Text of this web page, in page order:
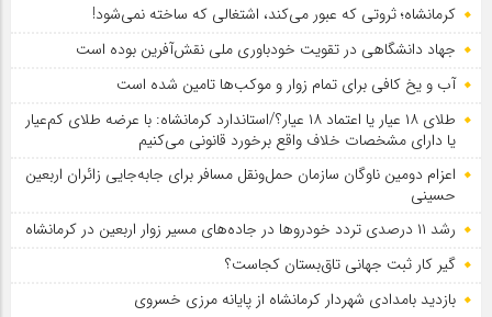
کرمانشاه؛ ثروتی که عبور می‌کند، اشتغالی که ساخته نمی‌شود!
جهاد دانشگاهی در تقویت خودباوری ملی نقش‌آفرین بوده است
آب و یخ کافی برای تمام زوار و موکب‌ها تامین شده است
طلای ۱۸ عیار یا اعتماد ۱۸ عیار؟/استاندارد کرمانشاه: با عرضه طلای کم‌عیار
یا دارای مشخصات خلاف واقع برخورد قانونی می‌کنیم
اعزام دومین ناوگان سازمان حمل‌ونقل مسافر برای جابه‌جایی زائران اربعین
حسینی
رشد ۱۱ درصدی تردد خودروها در جاده‌های مسیر زوار اربعین در کرمانشاه
گیر کار ثبت جهانی تاق‌بستان کجاست؟
بازدید بامدادی شهردار کرمانشاه از پایانه مرزی خسروی